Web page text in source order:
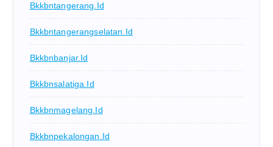
Bkkbntangerang.id
Bkkbntangerangselatan.id
Bkkbnbanjar.id
Bkkbnsalatiga.id
Bkkbnmagelang.id
Bkkbnpekalongan.id